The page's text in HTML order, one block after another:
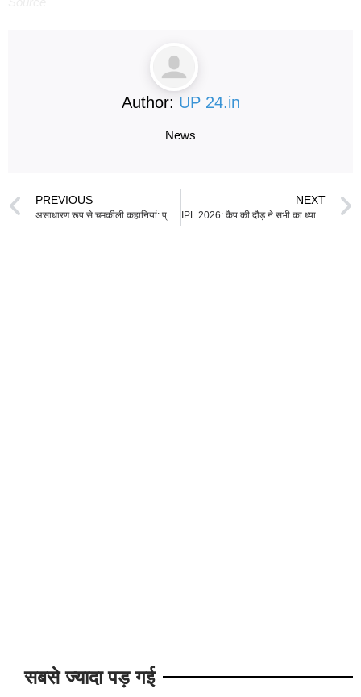
Author: UP 24.in
News
PREVIOUS NEXT
IPL 2026: कैप की दौड़ ने सभी का ध्यान खींचा
सबसे ज्यादा पड़ गई